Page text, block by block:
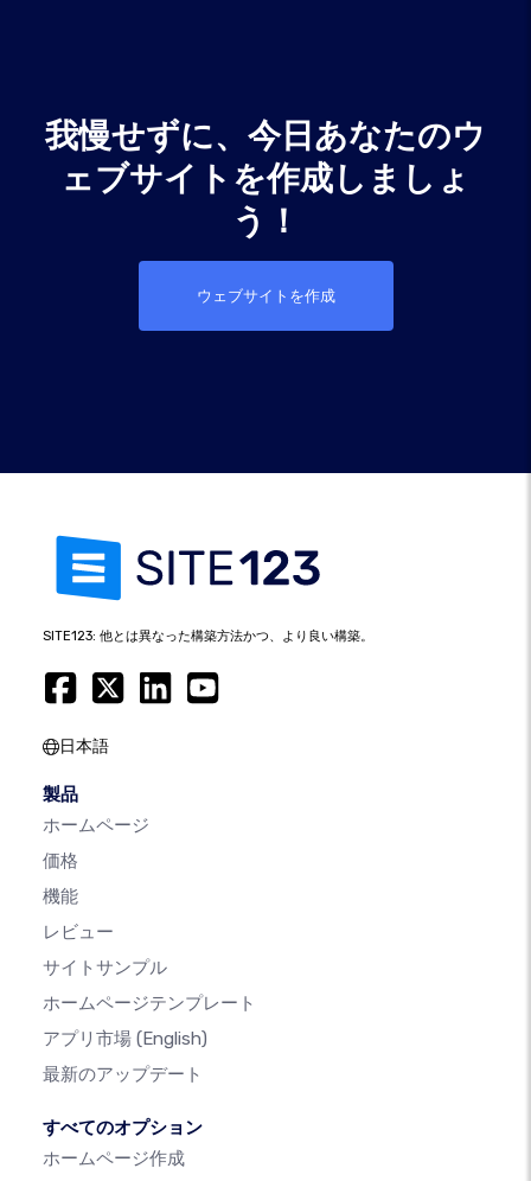
我慢せずに、今日あなたのウ
ェブサイトを作成しましょ
う！
ウェブサイトを作成
SITE123: 他とは異なった構築方法かつ、より良い構築。
日本語
製品
ホームページ
価格
機能
レビュー
サイトサンプル
ホームページテンプレート
アプリ市場 (English)
最新のアップデート
すべてのオプション
ホームページ作成